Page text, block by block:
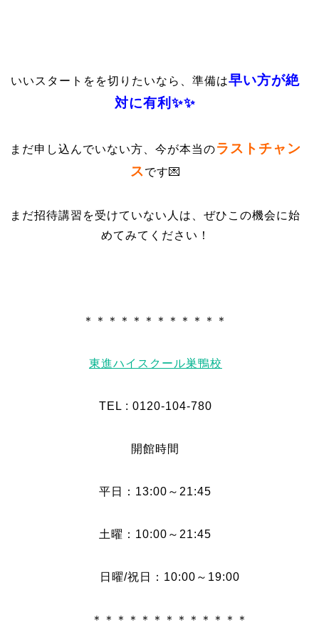
いいスタートをを切りたいなら、準備は早い方が絶
対に有利✨✨
まだ申し込んでいない方、今が本当のラストチャン
ス です💌
まだ招待講習を受けていない人は、ぜひこの機会に始
めてみてください！
＊＊＊＊＊＊＊＊＊＊＊＊
東進ハイスクール巣鴨校
TEL : 0120-104-780
開館時間
平日：13:00～21:45
土曜：10:00～21:45
日曜/祝日：10:00～19:00
＊＊＊＊＊＊＊＊＊＊＊＊＊